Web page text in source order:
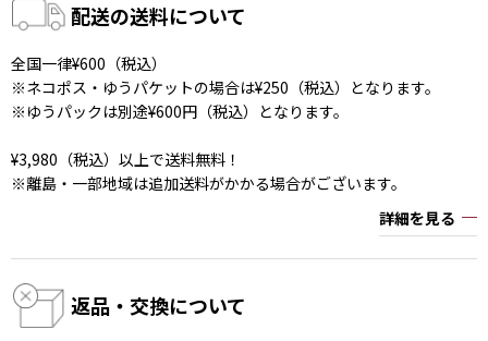
配送の送料について
全国一律¥600（税込）
※ネコポス・ゆうパケットの場合は¥250（税込）となります。
※ゆうパックは別途¥600円（税込）となります。
¥3,980（税込）以上で送料無料！
※離島・一部地域は追加送料がかかる場合がございます。
詳細を見る
返品・交換について